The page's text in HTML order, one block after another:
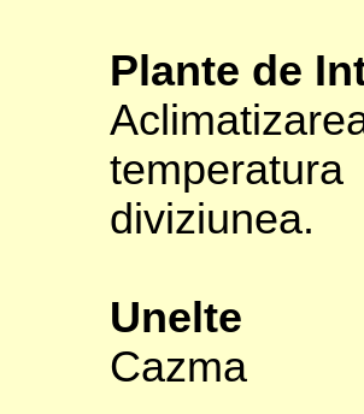
Plante de
diviziunea.
Unelte
Cazma